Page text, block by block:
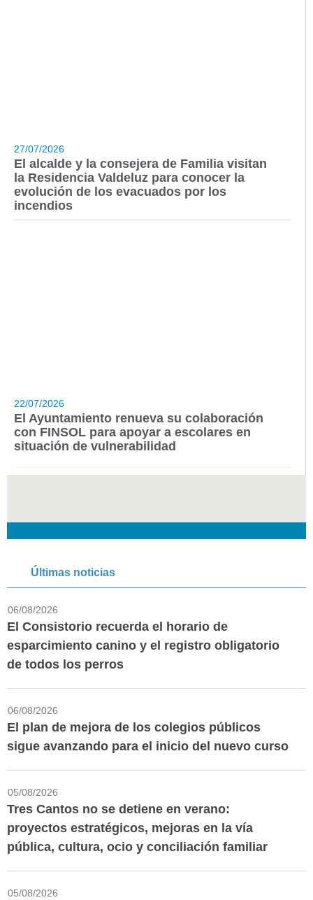
27/07/2026
El alcalde y la consejera de Familia visitan
la Residencia Valdeluz para conocer la
evolución de los evacuados por los
incendios
22/07/2026
El Ayuntamiento renueva su colaboración
con FINSOL para apoyar a escolares en
situación de vulnerabilidad
Últimas noticias
06/08/2026
El Consistorio recuerda el horario de
esparcimiento canino y el registro obligatorio
de todos los perros
06/08/2026
El plan de mejora de los colegios públicos
sigue avanzando para el inicio del nuevo curso
05/08/2026
Tres Cantos no se detiene en verano:
proyectos estratégicos, mejoras en la vía
pública, cultura, ocio y conciliación familiar
05/08/2026